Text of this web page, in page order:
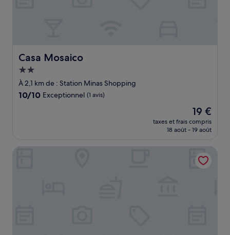
Casa Mosaico
Casa Mosaico
Hébergement
2.0 étoiles
À 2,1 km de : Station Minas Shopping
10.0
10/10 Exceptionnel (1 avis)
Le
nouveau
prix
de
19 €
19 €
taxes et frais compris
18 août - 19 août